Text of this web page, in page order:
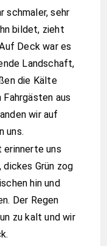
schmaler, sehr
bildet, zieht
Deck war es
Landschaft,
die Kälte
aus
wir auf
uns.
erinnerte uns
dickes Grün zog
hin und
Der Regen
zu kalt und wir